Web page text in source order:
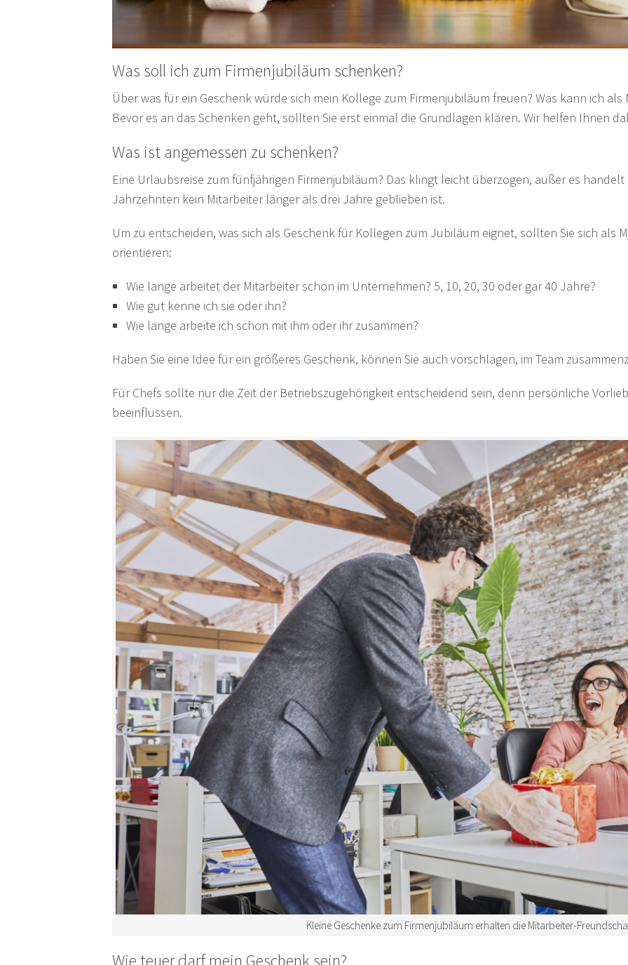
Was soll ich zum Firmenjubiläum schenken?
Über was für ein Geschenk würde sich mein Kollege zum Firmenjubiläum freuen? Was kann ich
Bevor es an das Schenken geht, sollten Sie erst einmal die Grundlagen klären. Wir helfen Ihnen
Was ist angemessen zu schenken?
Eine Urlaubsreise zum fünfjährigen Firmenjubiläum? Das klingt leicht überzogen, außer es
Jahrzehnten kein Mitarbeiter länger als drei Jahre geblieben ist.
Um zu entscheiden, was sich als Geschenk für Kollegen zum Jubiläum eignet, sollten Sie sich als
orientieren:
Wie lange arbeitet der Mitarbeiter schon im Unternehmen? 5, 10, 20, 30 oder gar 40 Jahre?
Wie gut kenne ich sie oder ihn?
Wie lange arbeite ich schon mit ihm oder ihr zusammen?
Haben Sie eine Idee für ein größeres Geschenk, können Sie auch vorschlagen, im Team
Für Chefs sollte nur die Zeit der Betriebszugehörigkeit entscheidend sein, denn persönliche
beeinflussen.
Kleine Geschenke zum Firmenjubiläum erhalten die Mitarbeiter-
Wie teuer darf mein Geschenk sein?